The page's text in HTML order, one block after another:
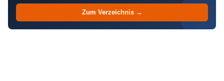
Zum Verzeichnis →